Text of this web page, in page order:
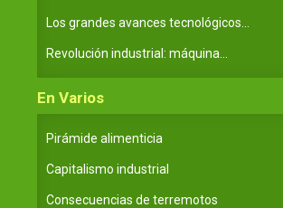
Los grandes avances tecnológicos...
Revolución industrial: máquina...
En Varios
Pirámide alimenticia
Capitalismo industrial
Consecuencias de terremotos